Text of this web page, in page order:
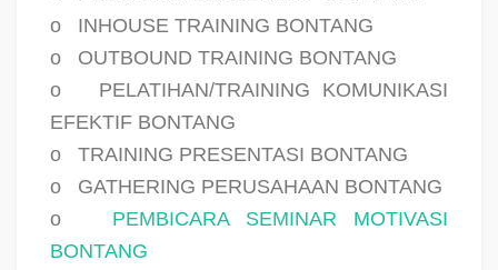
o
INHOUSE TRAINING BONTANG
o
OUTBOUND TRAINING BONTANG
o
PELATIHAN/TRAINING KOMUNIKASI
EFEKTIF BONTANG
o
TRAINING PRESENTASI BONTANG
o
GATHERING PERUSAHAAN BONTANG
o
PEMBICARA SEMINAR MOTIVASI
BONTANG